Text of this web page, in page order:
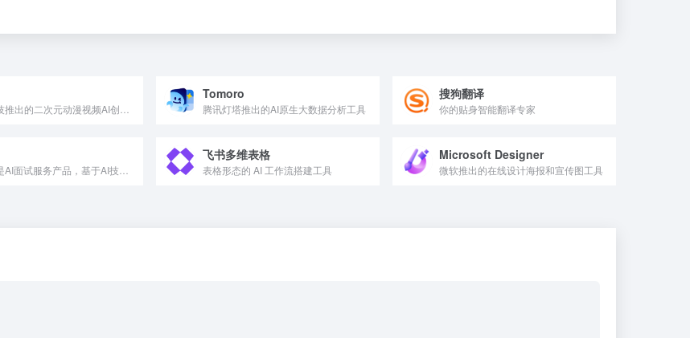
Tomoro
腾讯灯塔推出的AI原生大数据分析工具
搜狗翻译
你的贴身智能翻译专家
飞书多维表格
表格形态的 AI 工作流搭建工具
Microsoft Designer
微软推出的在线设计海报和宣传图工具